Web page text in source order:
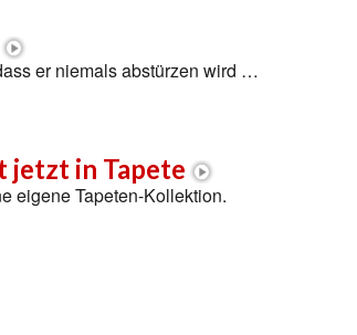
er niemals abstürzen wird …
jetzt in Tapete
eigene Tapeten-Kollektion.